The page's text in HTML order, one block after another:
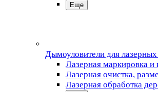
Еще
Дымоуловители для лазерных
Лазерная маркировка и
Лазерная очистка,
Лазерная обработка